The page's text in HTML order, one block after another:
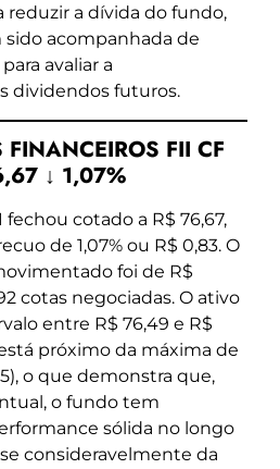
reduzir a dívida do fundo,
acompanhada de
avaliar a
dividendos futuros.
FII CF
↓ 1,07%
fechou cotado a R$ 76,67,
de 1,07% ou R$ 0,83. O
foi de R$
cotas negociadas. O ativo
entre R$ 76,49 e R$
próximo da máxima de
o que demonstra que,
o fundo tem
sólida no longo
consideravelmente da